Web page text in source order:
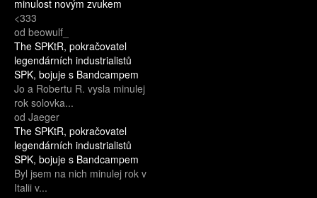
minulost novým zvukem
<333
od beowulf_
The SPKtR, pokračovatel
legendárních industrialistů
SPK, bojuje s Bandcampem
Jo a Robertu R. vysla minulej
rok solovka...
od Jaeger
The SPKtR, pokračovatel
legendárních industrialistů
SPK, bojuje s Bandcampem
Byl jsem na nich minulej rok v
Italii v...